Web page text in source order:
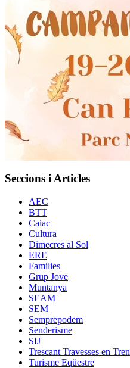
Seccions i Articles
AEC
BTT
Caiac
Cultura
Dimecres al Sol
ERE
Families
Grup Jove
Muntanya
SEAM
SEM
Semprepodem
Senderisme
SIJ
Trescant Travesses en Tren
Turisme Eqüestre